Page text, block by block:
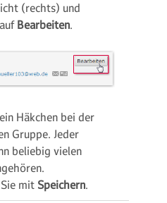
(rechts) und
Bearbeiten.
Häkchen bei der
Gruppe. Jeder
beliebig vielen
mit Speichern.